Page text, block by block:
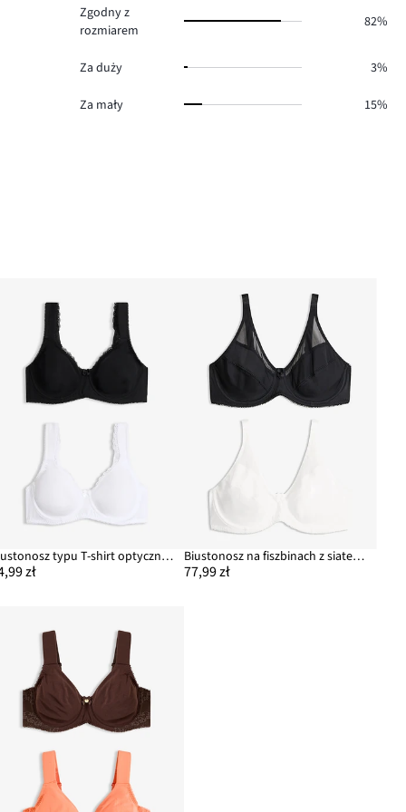
Zgodny z
rozmiarem
82%
Za duży 3%
Za mały 15%
Biustonosz typu T-shirt optycznie zmniejszający biust, na fiszbinach, z bawełny organicznej (2 szt.)
zł
Biustonosz na fiszbinach z siateczką (2 szt.)
77,99 zł